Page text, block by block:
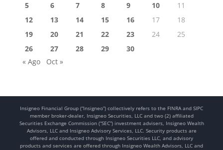
5
6 7 8 9 10
11
12
13 14 15 16 17
18
19
20 21 22 23 24
25
26
27 28 29
30
« Ago
Oct »
Insigneo Financial Group (“Insigneo”) collectively refers to the FINRA and SIPC
member broker-dealer, Insigneo Securities, LLC and two (2) affiliated
Securities Exchange Commission (“SEC”) investment advisers, Insigneo Wealth
Advisors, LLC and Insigneo Advisory Services, LLC. Security products are
offered and conducted through Insigneo Securities LLC, and advisory
products and services are offered through Insigneo Wealth Advisors, LLC and